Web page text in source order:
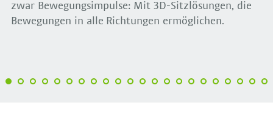
zwar Bewegungsimpulse: Mit 3D-Sitzlösungen, die
Bewegungen in alle Richtungen ermöglichen.